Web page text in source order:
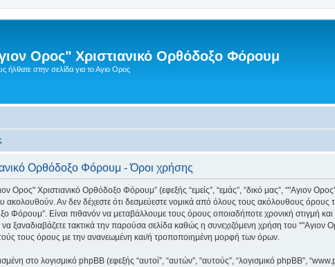
Ορος" Χριστιανικό Ορθόδοξο Φόρουμ
ήλθατε στην σελίδα για το Αγιο Ορος
Ορθόδοξο Φόρουμ - Όροι χρήσης
Ορος" Χριστιανικό Ορθόδοξο Φόρουμ” (εφεξής “εμείς”, “εμάς”, “δικό μας”, “"Αγιον
Αν δεν δέχεστε ότι δεσμεύεστε νομικά από όλους τους ακόλουθους όρους
Φόρουμ”. Είναι πιθανόν να μεταβάλλουμε τους όρους οποιαδήποτε χρονική στιγμή
ξαναδιαβάζετε τακτικά την παρούσα σελίδα καθώς η συνεχιζόμενη χρήση του “"Αγιον
τους όρους με την ανανεωμένη και/ή τροποποιημένη μορφή των όρων.
στο λογισμικό phpBB (εφεξής “αυτοί”, “αυτών”, “αυτούς”, “λογισμικό phpBB”,